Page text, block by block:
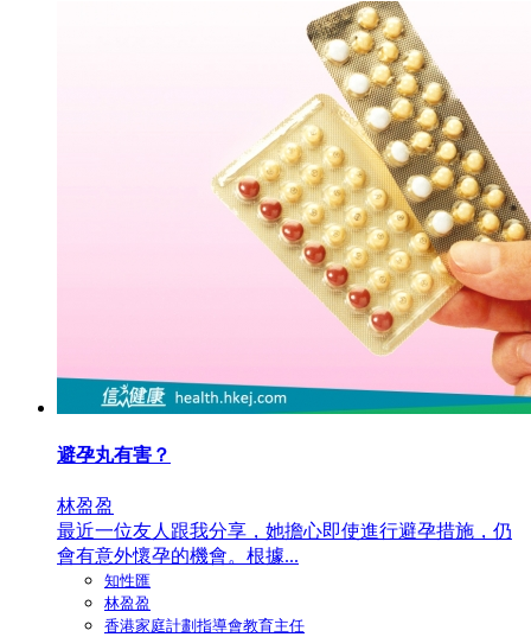
避孕丸有害？
林盈盈
最近一位友人跟我分享，她擔心即使進行避孕措施，仍
會有意外懷孕的機會。根據...
知性匯
林盈盈
香港家庭計劃指導會教育主任